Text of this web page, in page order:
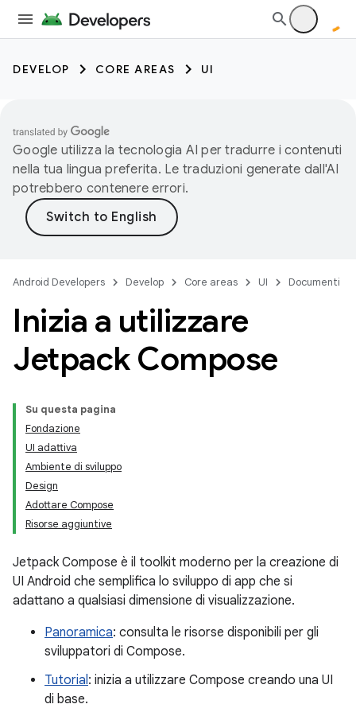
DEVELOP CORE AREAS UI
Google utilizza la tecnologia AI per tradurre i contenuti
nella tua lingua preferita. Le traduzioni generate dall'AI
potrebbero contenere errori.
Android Developers Develop Core areas UI Documenti
Inizia a utilizzare
Jetpack Compose
Su questa pagina
Fondazione
UI adattiva
Ambiente di sviluppo
Design
Adottare Compose
Risorse aggiuntive
Jetpack Compose è il toolkit moderno per la creazione di
UI Android che semplifica lo sviluppo di app che si
adattano a qualsiasi dimensione di visualizzazione.
Panoramica: consulta le risorse disponibili per gli
sviluppatori di Compose.
Tutorial: inizia a utilizzare Compose creando una UI
di base.